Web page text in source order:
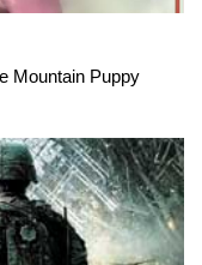
Mountain Puppy